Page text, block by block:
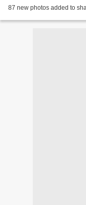
87 new photos added to